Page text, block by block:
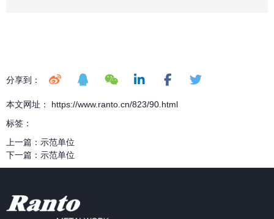
分享到：
本文网址： https://www.ranto.cn/823/90.html
标签：
上一篇： 示范单位
下一篇： 示范单位